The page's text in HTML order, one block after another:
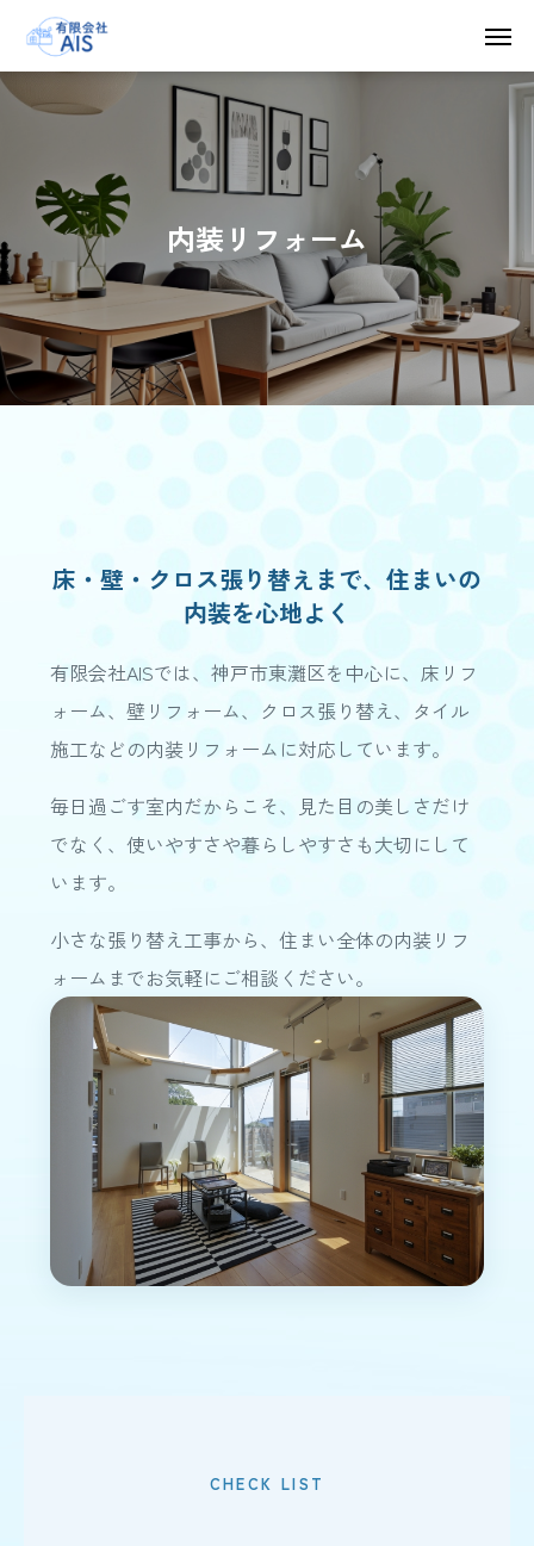
内装リフォーム
床・壁・クロス張り替えまで、住まいの
内装を心地よく
有限会社AISでは、神戸市東灘区を中心に、床リフ
ォーム、壁リフォーム、クロス張り替え、タイル
施工などの内装リフォームに対応しています。
毎日過ごす室内だからこそ、見た目の美しさだけ
でなく、使いやすさや暮らしやすさも大切にして
います。
小さな張り替え工事から、住まい全体の内装リフ
ォームまでお気軽にご相談ください。
CHECK LIST